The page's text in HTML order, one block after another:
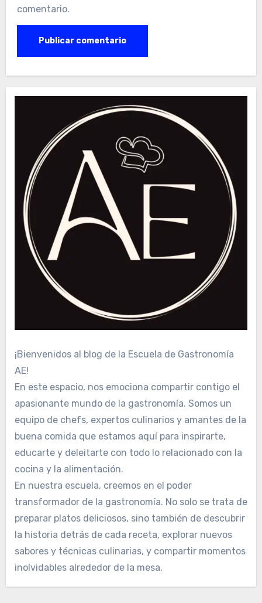
comentario.
¡Bienvenidos al blog de la Escuela de Gastronomía
AE!
En este espacio, nos emociona compartir contigo el
apasionante mundo de la gastronomía. Somos un
equipo de chefs, expertos culinarios y amantes de la
buena comida que estamos aquí para inspirarte,
educarte y deleitarte con todo lo relacionado con la
cocina y la alimentación.
En nuestra escuela, creemos en el poder
transformador de la gastronomía. No solo se trata de
preparar platos deliciosos, sino también de descubrir
la historia detrás de cada receta, explorar nuevos
sabores y técnicas culinarias, y compartir momentos
inolvidables alrededor de la mesa.